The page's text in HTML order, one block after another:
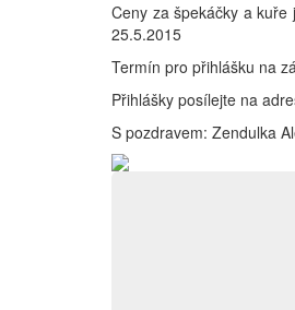
Ceny za špekáčky a
25.5.2015
Termín pro přihlášku na
Přihlášky posílejte na
S pozdravem: Zendulka